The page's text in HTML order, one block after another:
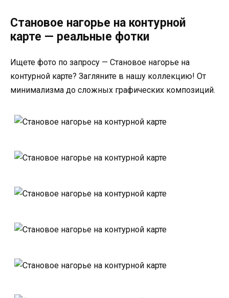
Становое нагорье на контурной
карте — реальные фотки
Ищете фото по запросу — Становое нагорье на
контурной карте? Загляните в нашу коллекцию! От
минимализма до сложных графических композиций.